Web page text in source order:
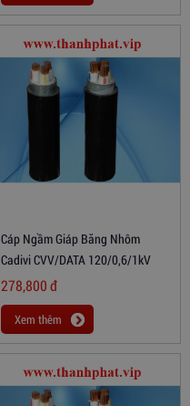
Cáp Ngầm Giáp Băng Nhôm
Cadivi CVV/DATA 120/0,6/1kV
278,800đ
Xem thêm